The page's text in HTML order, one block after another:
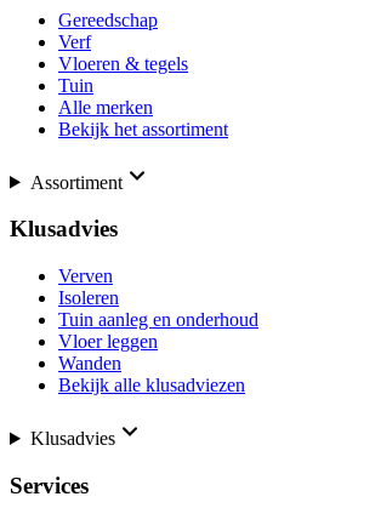
Gereedschap
Verf
Vloeren & tegels
Tuin
Alle merken
Bekijk het assortiment
Assortiment
Klusadvies
Verven
Isoleren
Tuin aanleg en onderhoud
Vloer leggen
Wanden
Bekijk alle klusadviezen
Klusadvies
Services